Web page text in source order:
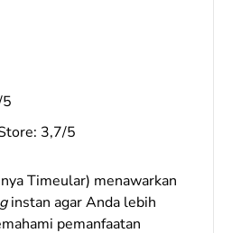
3,7/5
Timeular) menawarkan
instan agar Anda lebih
pemanfaatan